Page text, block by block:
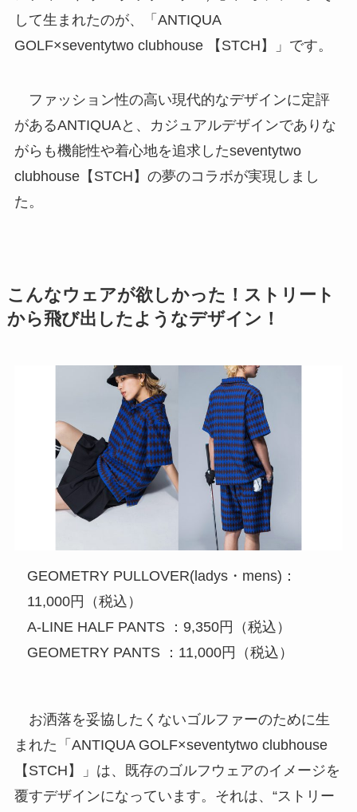
して生まれたのが、「ANTIQUA
GOLF×seventytwo clubhouse 【STCH】」です。
ファッション性の高い現代的なデザインに定評
があるANTIQUAと、カジュアルデザインでありな
がらも機能性や着心地を追求したseventytwo
clubhouse【STCH】の夢のコラボが実現しまし
た。
こんなウェアが欲しかった！ストリート
から飛び出したようなデザイン！
GEOMETRY PULLOVER(ladys・mens)：
11,000円（税込）
A-LINE HALF PANTS ：9,350円（税込）
GEOMETRY PANTS ：11,000円（税込）
お洒落を妥協したくないゴルファーのために生
まれた「ANTIQUA GOLF×seventytwo clubhouse
【STCH】」は、既存のゴルフウェアのイメージを
覆すデザインになっています。それは、“ストリー